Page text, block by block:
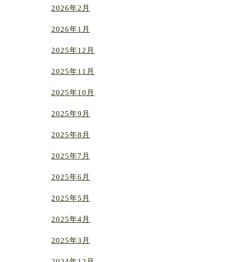
2026年2月
2026年1月
2025年12月
2025年11月
2025年10月
2025年9月
2025年8月
2025年7月
2025年6月
2025年5月
2025年4月
2025年3月